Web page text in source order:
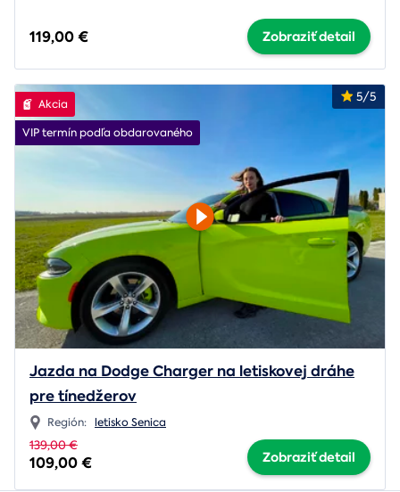
119,00 € Zobraziť detail
5/5
Akcia
VIP termín podľa obdarovaného
Jazda na Dodge Charger na letiskovej dráhe
pre tínedžerov
Región: letisko Senica
139,00 €
109,00 € Zobraziť detail